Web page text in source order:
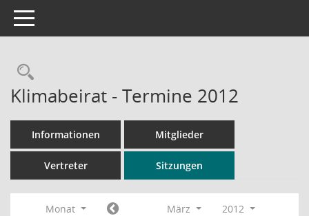
Toggle navigation
Rechercheauswahl
Klimabeirat - Termine 2012
Informationen Mitglieder
Vertreter Sitzungen
Monat März
2012